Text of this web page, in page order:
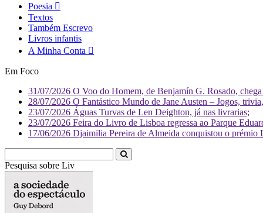
Poesia
Textos
Também Escrevo
Livros infantis
A Minha Conta
Em Foco
31/07/2026 O Voo do Homem, de Benjamín G. Rosado,
28/07/2026 O Fantástico Mundo de Jane Austen – Jogos,
23/07/2026 Águas Turvas de Len Deighton, já nas livrarias;
23/07/2026 Feira do Livro de Lisboa regressa ao Parque
17/06/2026 Djaimilia Pereira de Almeida conquistou o
Pesquisa sobre Literatura